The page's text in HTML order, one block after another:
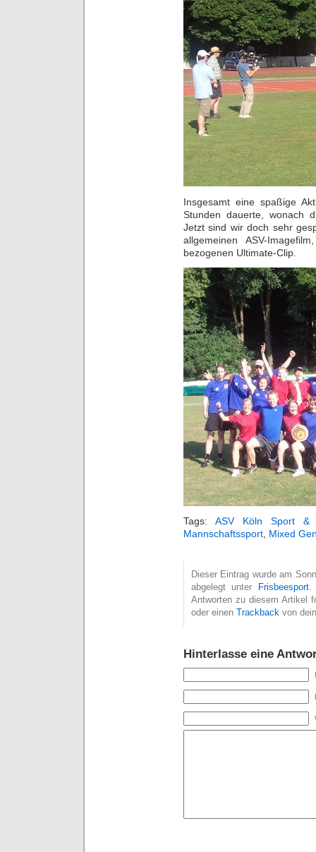
Insgesamt eine spaßige
Stunden dauerte, wonach
Jetzt sind wir doch sehr
allgemeinen ASV-
bezogenen Ultimate-Clip.
Tags: ASV Köln Sport &
Mannschaftssport, Mixed
Dieser Eintrag wurde am
abgelegt unter
Frisbeesport.
Antworten zu diesem Artikel
oder einen Trackback von
Hinterlasse eine